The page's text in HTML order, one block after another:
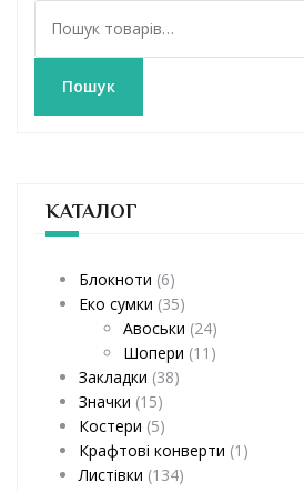
к
Пошук
КАТАЛОГ
Блокноти (6)
Еко сумки (35)
Авоськи (24)
Шопери (11)
Закладки (38)
Значки (15)
Костери (5)
Крафтові конверти (1)
Листівки (134)